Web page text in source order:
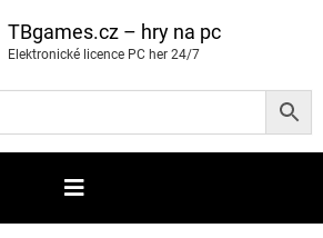
TBgames.cz – hry na pc
Elektronické licence PC her 24/7